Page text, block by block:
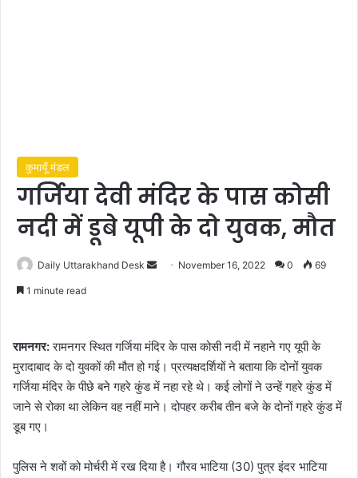
कुमायूँ मंडल
गर्जिया देवी मंदिर के पास कोसी
नदी में डूबे यूपी के दो युवक, मौत
Daily Uttarakhand Desk
Send November 16, 2022 0 69
1 minute read
रामनगर:रामनगर स्थित गर्जिया मंदिर के पास कोसी नदी में नहाने गए यूपी के
मुरादाबाद के दो युवकों की मौत हो गई। प्रत्यक्षदर्शियों ने बताया कि दोनों युवक
गर्जिया मंदिर के पीछे बने गहरे कुंड में नहा रहे थे। कई लोगों ने उन्हें गहरे कुंड में
जाने से रोका था लेकिन वह नहीं माने। दोपहर करीब तीन बजे के दोनों गहरे कुंड में
डूब गए।
पुलिस ने शवों को मोर्चरी में रख दिया है। गौरव भाटिया (30) पुत्र इंदर भाटिया